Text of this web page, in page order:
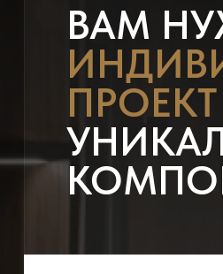
ВАМ
ПРОЕКТ